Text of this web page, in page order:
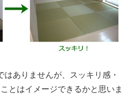
はありませんが、スッキリ感・
とはイメージできるかと思いま